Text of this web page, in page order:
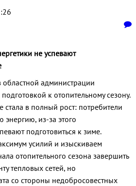
не успевают
администрации
к отопительному сезону.
стала в полный рост: потребители
энергию, из-за этого
подготовиться к зиме.
усилий и изыскиваем
отопительного сезона завершить
тепловых сетей, но
со стороны недобросовестных